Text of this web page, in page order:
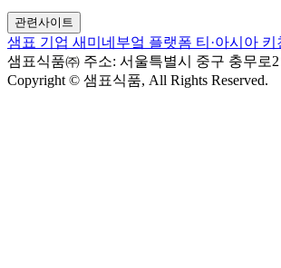
관련사이트
샘표 기업 새미네부엌 플랫폼 티·아시아 키
샘표식품㈜ 주소: 서울특별시 중구 충무로
Copyright © 샘표식품, All Rights Reserved.